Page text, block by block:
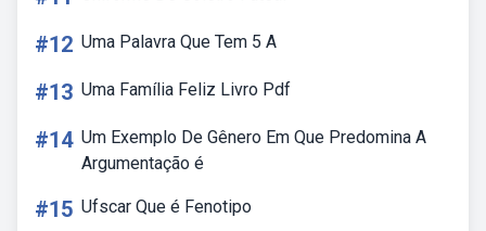
#12 Uma Palavra Que Tem 5 A
#13 Uma Família Feliz Livro Pdf
#14 Um Exemplo De Gênero Em Que Predomina A
Argumentação é
#15 Ufscar Que é Fenotipo